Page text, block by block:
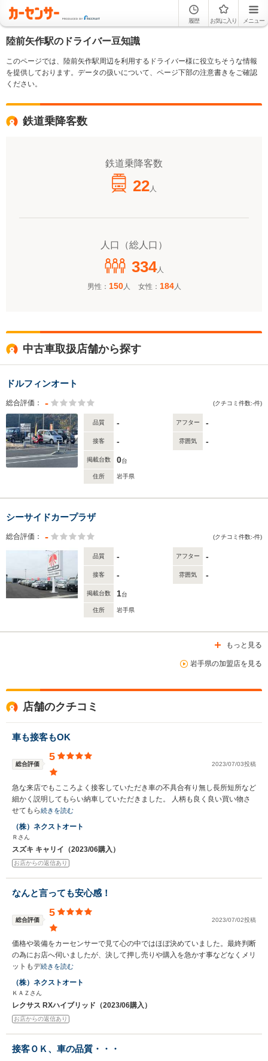
履歴 お気に入り メニュー
陸前矢作駅のドライバー豆知識
このページでは、陸前矢作駅周辺を利用するドライバー様に役立ちそうな情報
を提供しております。データの扱いについて、ページ下部の注意書きをご確認
ください。
鉄道乗降客数
鉄道乗降客数
22 人
人口（総人口）
334人
男性： 150人 女性： 184人
中古車取扱店舗から探す
ドルフィンオート
総合評価： - (クチコミ件数:-件)
品質 - アフター -
接客 - 雰囲気 -
掲載台数 0台
住所 岩手県
シーサイドカープラザ
総合評価： - (クチコミ件数:-件)
品質 - アフター -
接客 - 雰囲気 -
掲載台数 1台
住所 岩手県
もっと見る
岩手県の加盟店を見る
店舗のクチコミ
車も接客もOK
総合評価
5
2023/07/03投稿
急な来店でもこころよく接客していただき車の不具合有り無し長所短所など
細かく説明してもらい納車していただきました。 人柄も良く良い買い物さ
せてもら続きを読む
（株）ネクストオート
Ｒさん
スズキ キャリイ（2023/06購入）
お店からの返信あり
なんと言っても安心感！
総合評価
5
2023/07/02投稿
価格や装備をカーセンサーで見て心の中ではほぼ決めていました。最終判断
の為にお店へ伺いましたが、決して押し売りや購入を急かす事などなくメリ
ットもデ続きを読む
（株）ネクストオート
ＫＡＺさん
レクサス RXハイブリッド（2023/06購入）
お店からの返信あり
接客ＯＫ、車の品質・・・